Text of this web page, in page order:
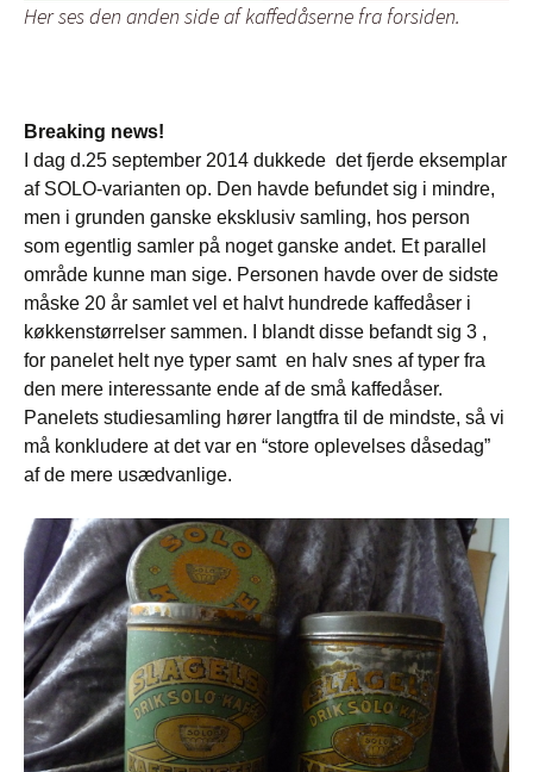
Her ses den anden side af kaffedåserne fra forsiden.
Breaking news!
I dag d.25 september 2014 dukkede det fjerde eksemplar
af SOLO-varianten op. Den havde befundet sig i mindre,
men i grunden ganske eksklusiv samling, hos person
som egentlig samler på noget ganske andet. Et parallel
område kunne man sige. Personen havde over de sidste
måske 20 år samlet vel et halvt hundrede kaffedåser i
køkkenstørrelser sammen. I blandt disse befandt sig 3 ,
for panelet helt nye typer samt en halv snes af typer fra
den mere interessante ende af de små kaffedåser.
Panelets studiesamling hører langtfra til de mindste, så vi
må konkludere at det var en “store oplevelses dåsedag”
af de mere usædvanlige.